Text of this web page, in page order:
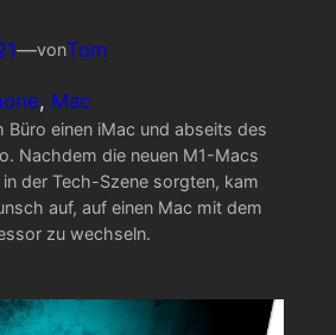
—vonTom
, Mac
Büro einen iMac und abseits des
Nachdem die neuen M1-Macs
der Tech-Szene sorgten, kam
auf, auf einen Mac mit dem
zu wechseln.